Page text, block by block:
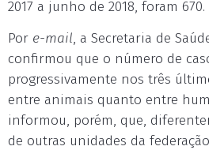
2017 a junho de 2018, foram 670.
Por e-mail, a Secretaria de
confirmou que o número de
progressivamente nos três
entre animais quanto entre
informou, porém, que,
de outras unidades da